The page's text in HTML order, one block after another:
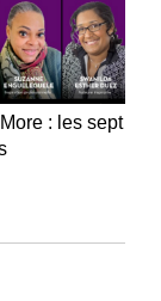
: les sept